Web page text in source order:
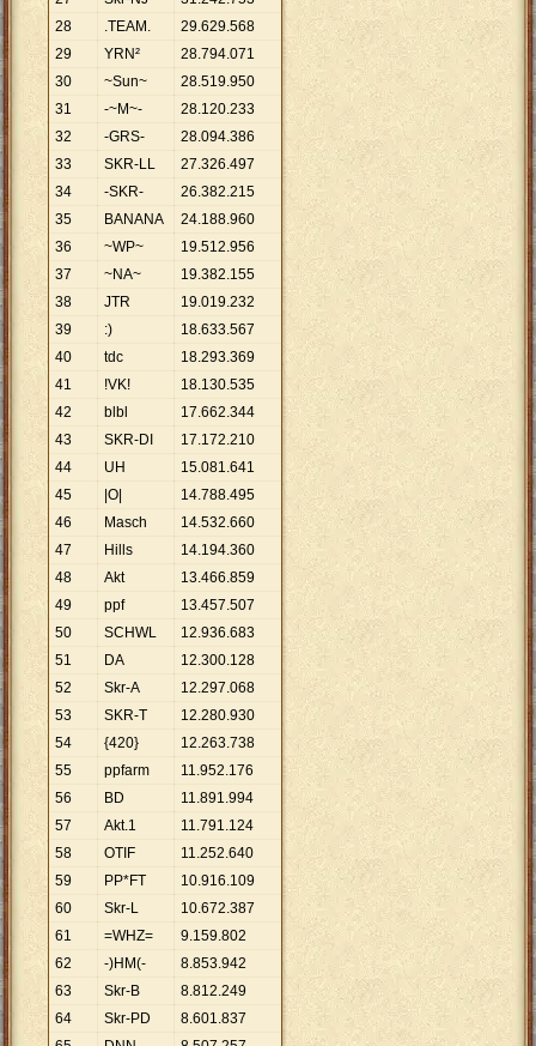
28
.TEAM. 29.629.568
29
YRN² 28.794.071
30
~Sun~ 28.519.950
31
-~M~- 28.120.233
32
-GRS- 28.094.386
33
SKR-LL 27.326.497
34
-SKR- 26.382.215
35
BANANA 24.188.960
36
~WP~ 19.512.956
37
~NA~ 19.382.155
38
JTR 19.019.232
39
:) 18.633.567
40
tdc 18.293.369
41
!VK! 18.130.535
42
blbl 17.662.344
43
SKR-DI 17.172.210
44
UH 15.081.641
45
|O| 14.788.495
46
Masch 14.532.660
47
Hills 14.194.360
48
Akt 13.466.859
49
ppf 13.457.507
50
SCHWL 12.936.683
51
DA 12.300.128
52
Skr-A 12.297.068
53
SKR-T 12.280.930
54
{420} 12.263.738
55
ppfarm 11.952.176
56
BD 11.891.994
57
Akt.1 11.791.124
58
OTIF 11.252.640
59
PP*FT 10.916.109
60
Skr-L 10.672.387
61
=WHZ= 9.159.802
62
-)HM(- 8.853.942
63
Skr-B 8.812.249
64
Skr-PD 8.601.837